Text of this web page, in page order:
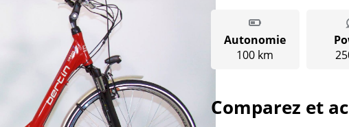
Autonomie
100 km
Comparez et